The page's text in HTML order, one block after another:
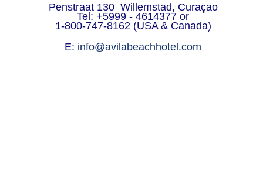
Penstraat 130 Willemstad, Curaçao
Tel: +5999 - 4614377 or
1-800-747-8162 (USA & Canada)
E: info@avilabeachhotel.com